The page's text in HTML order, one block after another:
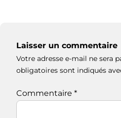
Laisser un commentaire
Votre adresse e-mail ne sera
obligatoires sont indiqués
Commentaire *